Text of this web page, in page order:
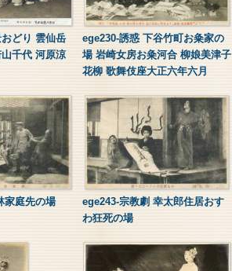
どり 雲仙岳
千代 河原涼
ege230-誘惑 下谷竹町お粂家の
場 岩崎女房お粂河合 柳娘美津子
花柳 歌舞伎座大正六年六月
家庭先の場
ege243-宗教劇 幸太郎住居おす
わ狂死の場